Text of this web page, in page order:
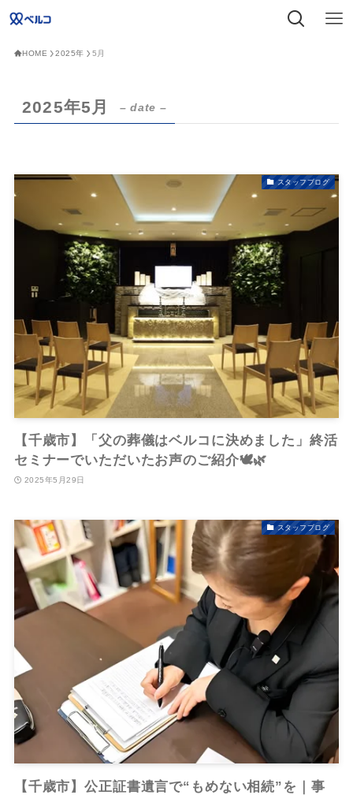
HOME 2025年 5月
2025年5月 – date –
スタッフブログ
【千歳市】「父の葬儀はベルコに決めました」終活
セミナーでいただいたお声のご紹介🕊️🌿
2025年5月29日
スタッフブログ
【千歳市】公正証書遺言で“もめない相続”を｜事